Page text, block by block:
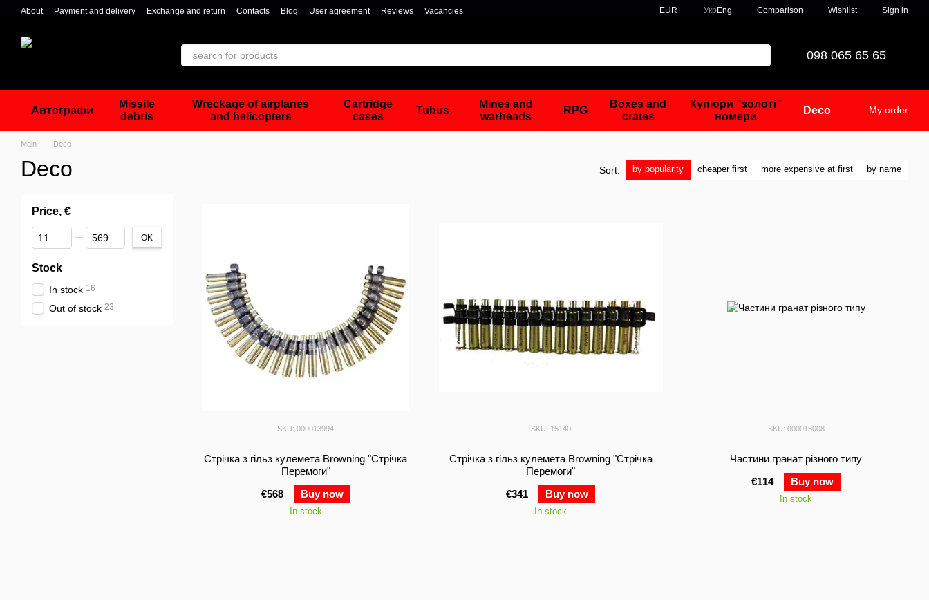
Skip to main content
About Payment and delivery Exchange and return Contacts Blog User agreement Reviews Vacancies EUR Укр Eng Comparison Wishlist Sign in
098 065 65 65
Автографи
Missile
debris
Wreckage of airplanes
and helicopters
Cartridge
cases
Tubus
Mines and
warheads
RPG
Boxes and
crates
Купюри "золоті"
номери
Deco My order
Main Deco
Deco Sort: by popularity cheaper first more expensive at first by name
SKU: 000013994
Стрічка з гільз кулемета Browning "Стрічка
Перемоги"
€568
Buy now
In stock
SKU: 15140
Стрічка з гільз кулемета Browning "Стрічка
Перемоги"
€341
Buy now
In stock
SKU: 000015008
Частини гранат різного типу
€114
Buy now
In stock
Price, €
From Price, €
To Price, € OK
Stock
In stock 16
Out of stock 23